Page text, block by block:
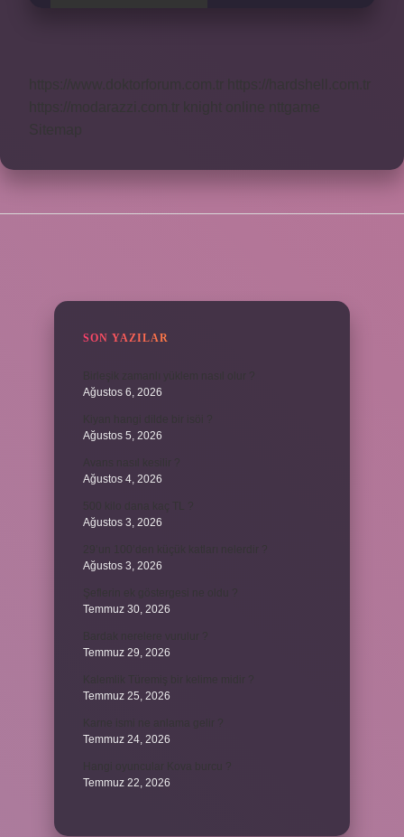
SON YAZILAR
Ağustos 6, 2026
Ağustos 5, 2026
Ağustos 4, 2026
Ağustos 3, 2026
Ağustos 3, 2026
Temmuz 30, 2026
Temmuz 29, 2026
Temmuz 25, 2026
Temmuz 24, 2026
Temmuz 22, 2026